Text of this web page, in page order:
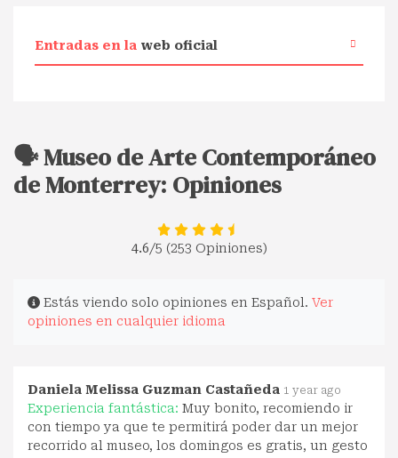
Entradas en la web oficial
🗣️ Museo de Arte Contemporáneo
de Monterrey: Opiniones
4.6/5 (253 Opiniones)
Estás viendo solo opiniones en Español. Ver
opiniones en cualquier idioma
Daniela Melissa Guzman Castañeda 1 year ago
Experiencia fantástica: Muy bonito, recomiendo ir
con tiempo ya que te permitirá poder dar un mejor
recorrido al museo, los domingos es gratis, un gesto